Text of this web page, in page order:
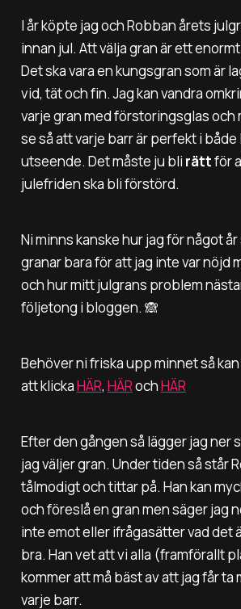
I år köpte jag och Robban årets
innan jul. Att välja gran är ett
Det ska vara en kungsgran som är
vid, tät och fin. Jag kan vandra
varje gran med förstoringsglas
se så att varje barr är perfekt i både
utseende. Det måste ju bli rättför
julefriden ska bli förstörd.
Ni minns kanske hur jag för något
granar bara för att jag inte var nöjd
och hur mitt julgrans problem
följetong i bloggen. 🙈
Behöver ni friska upp minnet så
att klickaHÄR, HÄRochHÄR
Efter den gången så lägger jag ner
jag väljer gran. Under tiden så står
tålmodigt och tittar på. Han kan
och föreslå en gran men säger jag
inte emot eller ifrågasätter vad det
bra. Han vet att vi alla (framförallt
kommer att må bäst av att jag får ta
varje barr.